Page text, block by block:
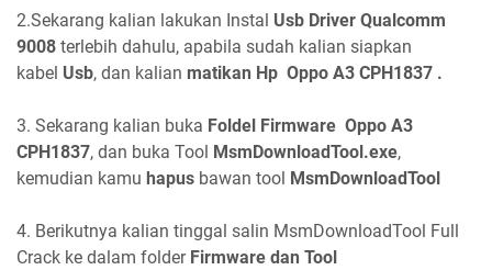
2.Sekarang kalian lakukan Instal Usb Driver Qualcomm
9008 terlebih dahulu, apabila sudah kalian siapkan
kabel Usb, dan kalian matikan Hp Oppo A3 CPH1837 .
3. Sekarang kalian buka Foldel Firmware Oppo A3
CPH1837, dan buka Tool MsmDownloadTool.exe,
kemudian kamu hapus bawan tool MsmDownloadTool
4. Berikutnya kalian tinggal salin MsmDownloadTool Full
Crack ke dalam folder Firmware dan Tool